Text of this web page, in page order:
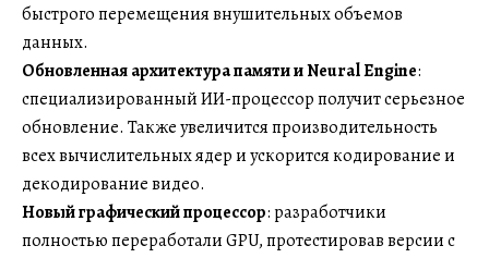
быстрого перемещения внушительных объемов
данных.
Обновленная архитектура памяти и Neural Engine:
специализированный ИИ-процессор получит серьезное
обновление. Также увеличится производительность
всех вычислительных ядер и ускорится кодирование и
декодирование видео.
Новый графический процессор: разработчики
полностью переработали GPU, протестировав версии с